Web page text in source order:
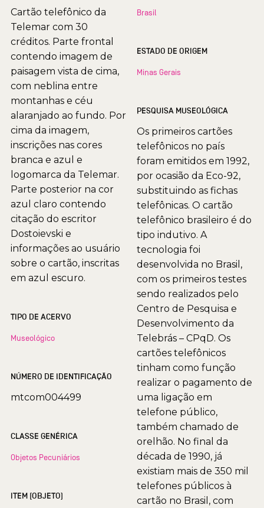
Cartão telefônico da
Telemar com 30
créditos. Parte frontal
contendo imagem de
paisagem vista de cima,
com neblina entre
montanhas e céu
alaranjado ao fundo. Por
cima da imagem,
inscrições nas cores
branca e azul e
logomarca da Telemar.
Parte posterior na cor
azul claro contendo
citação do escritor
Dostoievski e
informações ao usuário
sobre o cartão, inscritas
em azul escuro.
TIPO DE ACERVO
Museológico
NÚMERO DE IDENTIFICAÇÃO
mtcom004499
CLASSE GENÉRICA
Objetos Pecuniários
ITEM (OBJETO)
Brasil
ESTADO DE ORIGEM
Minas Gerais
PESQUISA MUSEOLÓGICA
Os primeiros cartões
telefônicos no país
foram emitidos em 1992,
por ocasião da Eco-92,
substituindo as fichas
telefônicas. O cartão
telefônico brasileiro é do
tipo indutivo. A
tecnologia foi
desenvolvida no Brasil,
com os primeiros testes
sendo realizados pelo
Centro de Pesquisa e
Desenvolvimento da
Telebrás – CPqD. Os
cartões telefônicos
tinham como função
realizar o pagamento de
uma ligação em
telefone público,
também chamado de
orelhão. No final da
década de 1990, já
existiam mais de 350 mil
telefones públicos à
cartão no Brasil, com